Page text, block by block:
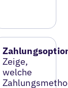
Zeige,
welche